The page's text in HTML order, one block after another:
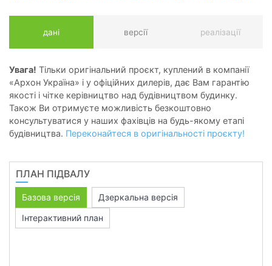
дані версії реалізації
Увага! Тільки оригінальний проєкт, куплений в компанії
«Архон Україна» і у офіційних дилерів, дає Вам гарантію
якості і чітке керівництво над будівництвом будинку.
Також Ви отримуєте можливість безкоштовно
консультуватися у наших фахівців на будь-якому етапі
будівництва. Переконайтеся в оригінальності проєкту!
ПЛАН ПІДВАЛУ
Базова версія
Дзеркальна версія
Інтерактивний план